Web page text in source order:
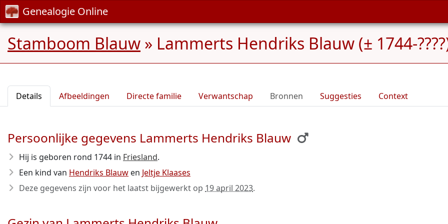
Genealogie Online
Stamboom Blauw » Lammerts Hendriks Blauw (± 1744-
Details Afbeeldingen Directe familie Verwantschap Bronnen Suggesties Context
Persoonlijke gegevens Lammerts Hendriks Blauw
Hij is geboren rond 1744 in Friesland.
Een kind van Hendriks Blauw en Jeltje Klaases
Deze gegevens zijn voor het laatst bijgewerkt op 19 april 2023.